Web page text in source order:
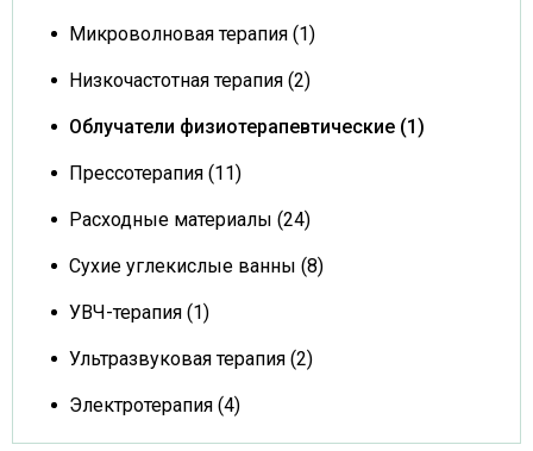
Микроволновая терапия (1)
Низкочастотная терапия (2)
Облучатели физиотерапевтические (1)
Прессотерапия (11)
Расходные материалы (24)
Сухие углекислые ванны (8)
УВЧ-терапия (1)
Ультразвуковая терапия (2)
Электротерапия (4)